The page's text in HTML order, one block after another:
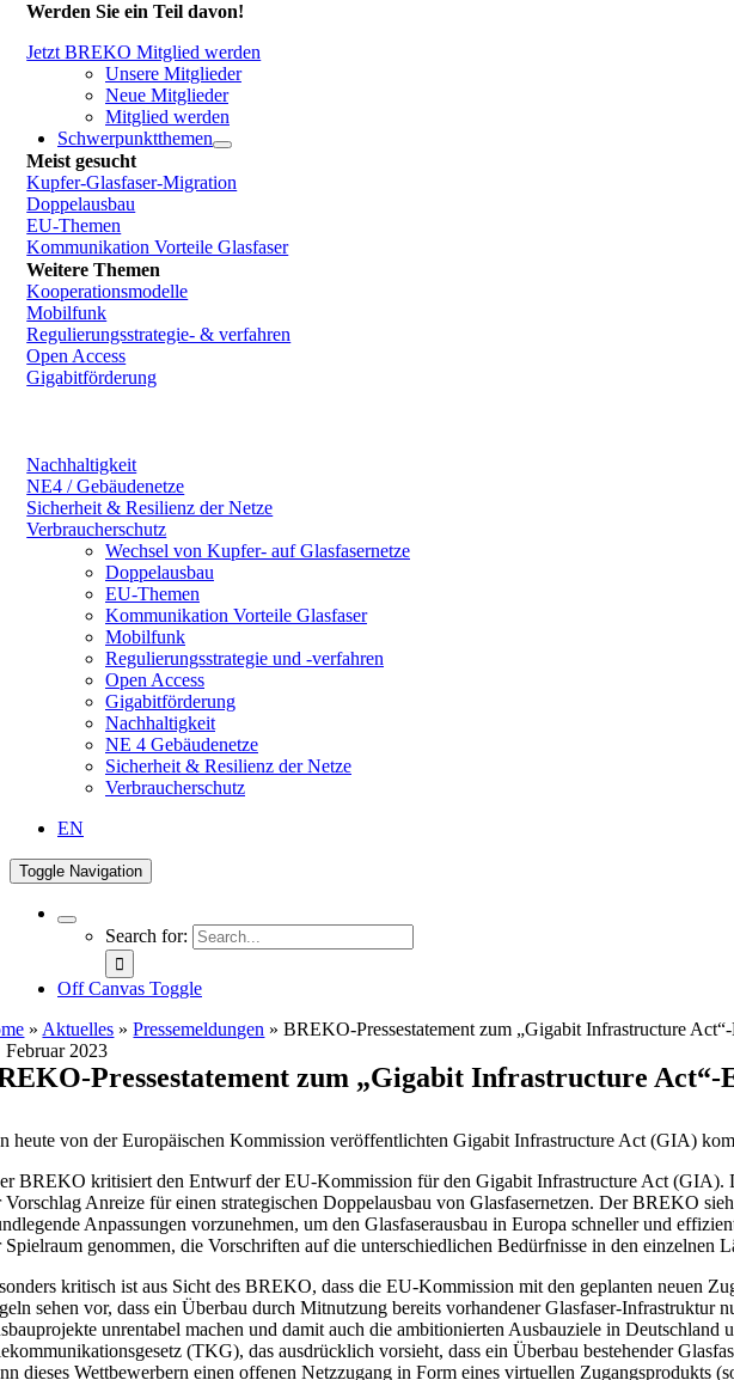
Werden Sie ein Teil davon!
Jetzt BREKO Mitglied werden
Unsere Mitglieder
Neue Mitglieder
Mitglied werden
Schwerpunktthemen
Meist gesucht
Kupfer-Glasfaser-Migration
Doppelausbau
EU-Themen
Kommunikation Vorteile Glasfaser
Weitere Themen
Kooperationsmodelle
Mobilfunk
Regulierungsstrategie- & verfahren
Open Access
Gigabitförderung
Nachhaltigkeit
NE4 / Gebäudenetze
Sicherheit & Resilienz der Netze
Verbraucherschutz
Wechsel von Kupfer- auf Glasfasernetze
Doppelausbau
EU-Themen
Kommunikation Vorteile Glasfaser
Mobilfunk
Regulierungsstrategie und -verfahren
Open Access
Gigabitförderung
Nachhaltigkeit
NE 4 Gebäudenetze
Sicherheit & Resilienz der Netze
Verbraucherschutz
EN
Toggle Navigation
Search for:
Off Canvas Toggle
» Aktuelles »Pressemeldungen »BREKO-Pressestatement zum „Gigabit Infrastructure
Februar 2023
Pressestatement zum „Gigabit Infrastructure
heute von der Europäischen Kommission veröffentlichten Gigabit Infrastructure Act (GIA)
BREKO kritisiert den Entwurf der EU-Kommission für den Gigabit Infrastructure Act (GIA).
Vorschlag Anreize für einen strategischen Doppelausbau von Glasfasernetzen. Der BREKO
Anpassungen vorzunehmen, um den Glasfaserausbau in Europa schneller und
Spielraum genommen, die Vorschriften auf die unterschiedlichen Bedürfnisse in den einzelnen
kritisch ist aus Sicht des BREKO, dass die EU-Kommission mit den geplanten neuen
sehen vor, dass ein Überbau durch Mitnutzung bereits vorhandener Glasfaser-
unrentabel machen und damit auch die ambitionierten Ausbauziele in
(TKG), das ausdrücklich vorsieht, dass ein Überbau bestehender
dieses Wettbewerbern einen offenen Netzzugang in Form eines virtuellen Zugangsprodukts